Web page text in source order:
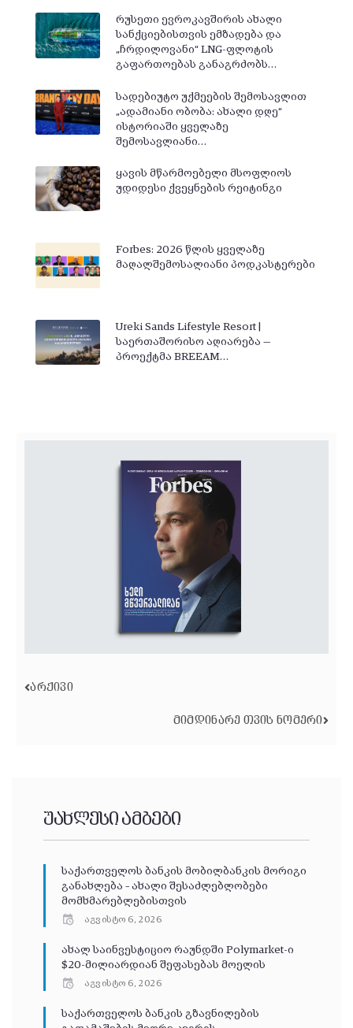
რუსეთი ევროკავშირის ახალი
სანქციებისთვის ემზადება და
„ჩრდილოვანი“ LNG-ფლოტის
გაფართოებას განაგრძობს…
სადებიუტო უქმეების შემოსავლით
„ადამიანი ობობა: ახალი დღე“
ისტორიაში ყველაზე
შემოსავლიანი…
ყავის მწარმოებელი მსოფლიოს
უდიდესი ქვეყნების რეიტინგი
Forbes: 2026 წლის ყველაზე
მაღალშემოსალიანი პოდკასტერები
Ureki Sands Lifestyle Resort |
საერთაშორისო აღიარება —
პროექტმა BREEAM…
ᲐᲠᲥᲘᲕᲘ
ᲛᲘᲛᲓᲘᲜᲐᲠᲔ ᲗᲕᲘᲡ ᲜᲝᲛᲔᲠᲘ
უახლესი ამბები
საქართველოს ბანკის მობილბანკის მორიგი
განახლება – ახალი შესაძლებლობები
მომხმარებლებისთვის
აგვისტო 6, 2026
ახალ საინვესტიციო რაუნდში Polymarket-ი
$20-მილიარდიან შეფასებას მოელის
აგვისტო 6, 2026
საქართველოს ბანკის გზავნილების